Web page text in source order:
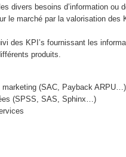
divers besoins d’information ou
le marché par la valorisation des
des KPI’s fournissant les
produits.
marketing (SAC, Payback ARPU…)
(SPSS, SAS, Sphinx…)